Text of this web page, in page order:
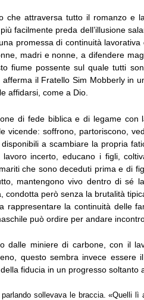
che attraversa tutto il romanzo e
facilmente preda dell’illusione
promessa di continuità
madri e nonne, a difendere
fiume possente sul quale tutti
afferma il Fratello Sim Mobberly in
affidarsi, come a Dio.
di fede biblica e di legame
vicende: soffrono, partoriscono,
disponibili a scambiare la propria
incerto, educano i figli,
che sono deceduti prima e di
mantengono vivo dentro di sé
condotta però senza la brutalità
rappresentare la continuità delle
può ordire per andare
dalle miniere di carbone, con il
questo sembra invece essere
fiducia in un progresso soltanto
parlando sollevava le braccia. «Quelli